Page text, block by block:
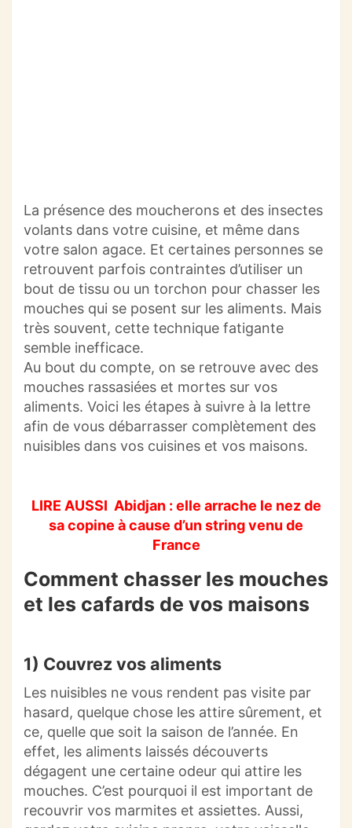
La présence des moucherons et des insectes
volants dans votre cuisine, et même dans
votre salon agace. Et certaines personnes se
retrouvent parfois contraintes d’utiliser un
bout de tissu ou un torchon pour chasser les
mouches qui se posent sur les aliments. Mais
très souvent, cette technique fatigante
semble inefficace.
Au bout du compte, on se retrouve avec des
mouches rassasiées et mortes sur vos
aliments. Voici les étapes à suivre à la lettre
afin de vous débarrasser complètement des
nuisibles dans vos cuisines et vos maisons.
LIRE AUSSI Abidjan : elle arrache le nez de
sa copine à cause d’un string venu de
France
Comment chasser les mouches
et les cafards de vos maisons
1) Couvrez vos aliments
Les nuisibles ne vous rendent pas visite par
hasard, quelque chose les attire sûrement, et
ce, quelle que soit la saison de l’année. En
effet, les aliments laissés découverts
dégagent une certaine odeur qui attire les
mouches. C’est pourquoi il est important de
recouvrir vos marmites et assiettes. Aussi,